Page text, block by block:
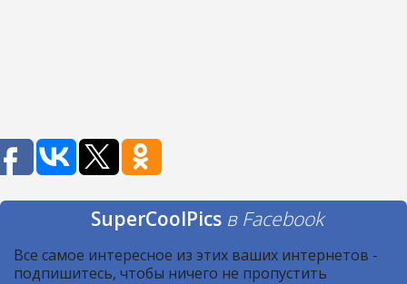
SuperCoolPics в Facebook
Все самое интересное из этих ваших интернетов -
подпишитесь, чтобы ничего не пропустить